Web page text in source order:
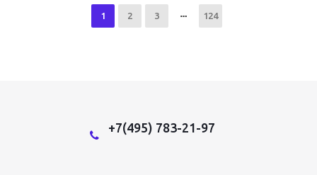
1 2 3 124
+7(495) 783-21-97